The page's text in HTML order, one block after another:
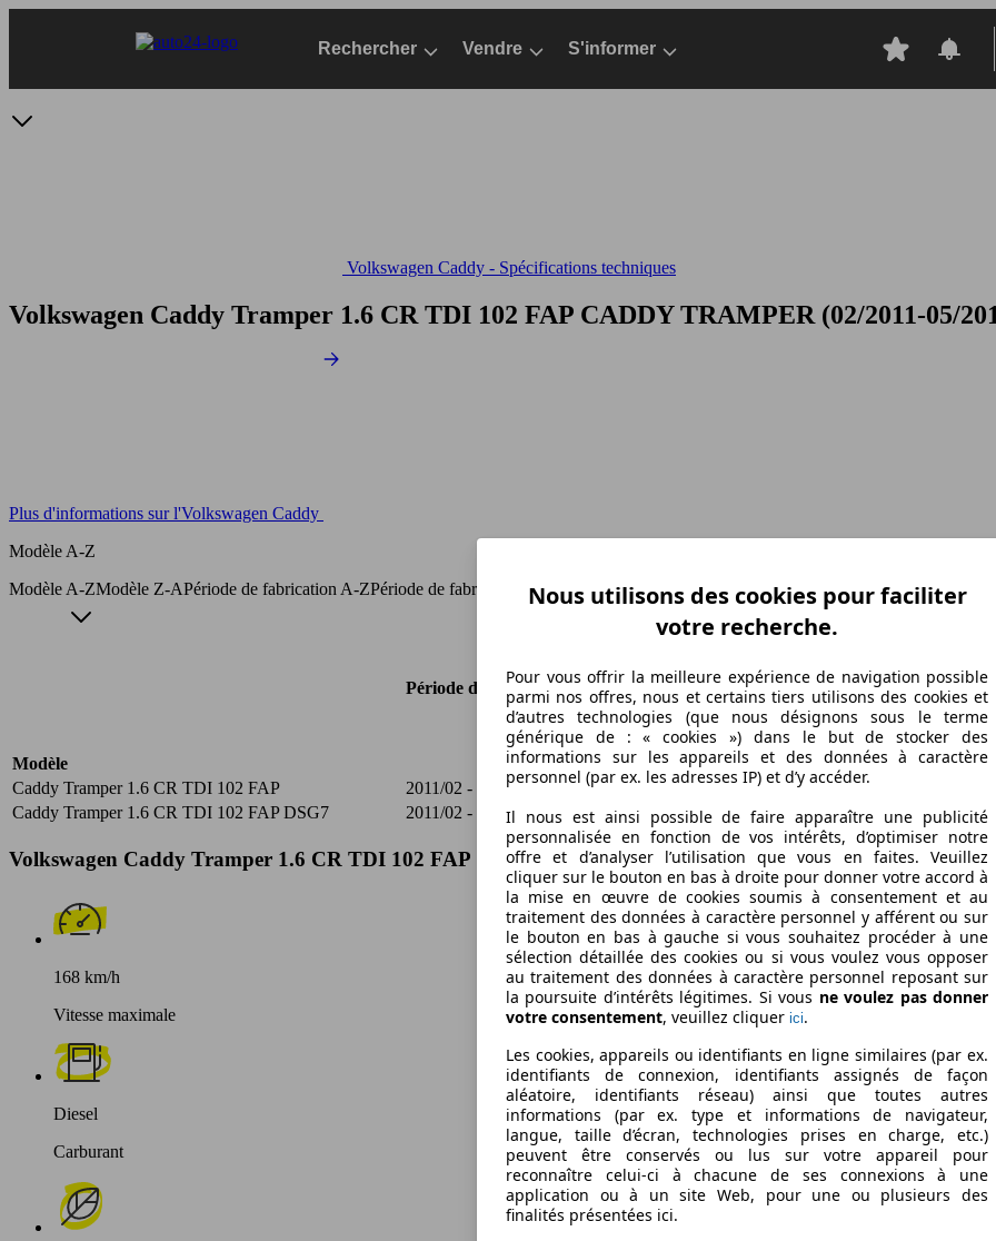
Rechercher Vendre S'informer
Volkswagen Caddy - Spécifications techniques
Volkswagen Caddy Tramper 1.6 CR TDI 102 FAP CADDY TRAMPER (02/2011-05/
Plus d'informations sur l'Volkswagen Caddy
Modèle A-Z
Modèle A-ZModèle Z-APériode de fabrication A-ZPériode de fabrication Z-APuissance A-ZPuissance Z-AØ Consommation A-ZØ
Modèle
Période de fabrication Puissance Ø Consommation
Caddy Tramper 1.6 CR TDI 102 FAP 2011/02 - 2012/05 75 KW (102 PS) 5.7 l/100km
Caddy Tramper 1.6 CR TDI 102 FAP DSG7
2011/02 - 2012/05 75 KW (102 PS) 5.7 l/100km
Volkswagen Caddy Tramper 1.6 CR TDI 102 FAP Spécifications techniques
168 km/h
Vitesse maximale
Diesel
Carburant
Nous utilisons des cookies pour faciliter
votre recherche.
Pour vous offrir la meilleure expérience de navigation possible
parmi nos offres, nous et certains tiers utilisons des cookies et
d’autres technologies (que nous désignons sous le terme
générique de : « cookies ») dans le but de stocker des
informations sur les appareils et des données à caractère
personnel (par ex. les adresses IP) et d’y accéder.
Il nous est ainsi possible de faire apparaître une publicité
personnalisée en fonction de vos intérêts, d’optimiser notre
offre et d’analyser l’utilisation que vous en faites. Veuillez
cliquer sur le bouton en bas à droite pour donner votre accord à
la mise en œuvre de cookies soumis à consentement et au
traitement des données à caractère personnel y afférent ou sur
le bouton en bas à gauche si vous souhaitez procéder à une
sélection détaillée des cookies ou si vous voulez vous opposer
au traitement des données à caractère personnel reposant sur
la poursuite d’intérêts légitimes. Si vous ne voulez pas donner
votre consentement, veuillez cliquer ici.
Les cookies, appareils ou identifiants en ligne similaires (par ex.
identifiants de connexion, identifiants assignés de façon
aléatoire, identifiants réseau) ainsi que toutes autres
informations (par ex. type et informations de navigateur,
langue, taille d’écran, technologies prises en charge, etc.)
peuvent être conservés ou lus sur votre appareil pour
reconnaître celui-ci à chacune de ses connexions à une
application ou à un site Web, pour une ou plusieurs des
finalités présentées ici.